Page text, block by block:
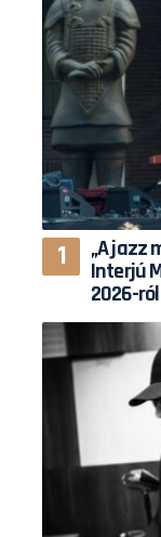
„A jazz
Interjú
2026-ról